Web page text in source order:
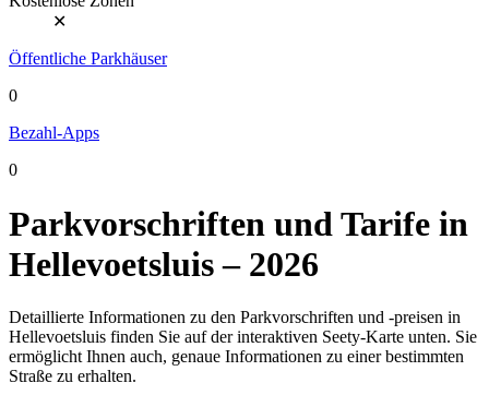
✕
Öffentliche Parkhäuser
0
Bezahl-Apps
0
Parkvorschriften und Tarife in
Hellevoetsluis – 2026
Detaillierte Informationen zu den Parkvorschriften und -preisen in
Hellevoetsluis finden Sie auf der interaktiven Seety-Karte unten. Sie
ermöglicht Ihnen auch, genaue Informationen zu einer bestimmten
Straße zu erhalten.